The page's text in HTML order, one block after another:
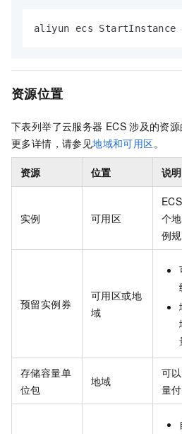
aliyun ecs StartInstance
资源位置
下表列举了云服务器 ECS 涉及的资源
更多详情，请参见地域和可用区。
资源 位置 说明
实例 可用区
ECS
个
例
预留实例券
可用区或地
域
存储容量单
位包
地域
可
量